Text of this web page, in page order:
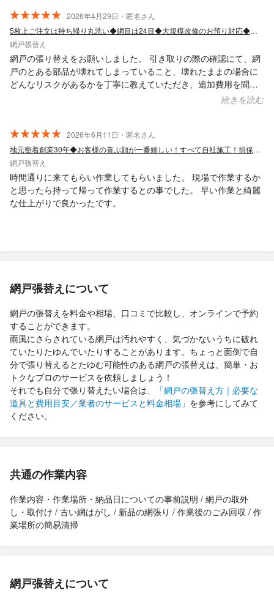
2026年4月29日・匿名さん
5枚上ご注文は持ち帰り丸洗い◆網目は24目◆大規模改修のお預り対応◆岐阜地域密着
網戸張替え
網戸の張り替えをお願いしました。 引き取りの際の確認にて、網
戸のとある部品が壊れてしまっていること、壊れたままの場合に
どんなリスクがあるかを丁寧に教えていただき、追加費用を聞い
たうえで、お願いすることにしました。 結果、元々動かしづらか
で来訪時間も正確でした。 ありがとうございました。
続きを読む
2026年6月11日・匿名さん
地元密着創業30年◆お客様の喜ぶ顔が一番嬉しい！すべて自社施工！損保加入済◎
網戸張替え
時間通りに来てもらい作業してもらいました。 現場で作業するか
と思ったら持って帰って作業するとの事でした。 早い作業と綺麗
な仕上がりで良かったです。
網戸張替えについて
網戸の張替えを料金や相場、口コミで比較し、オンラインで予約
することができます。
雨風にさらされている網戸は汚れやすく、気づかないうちに破れ
ていたりたゆんでいたりすることがあります。ちょっと面倒で自
分で張り替えるとたゆむ可能性のある網戸の張替えは、簡単・お
トクなプロのサービスを依頼しましょう！
それでも自分で張り替えたい場合は、
「網戸の張替え方｜必要な
道具と費用目安／業者のサービスと料金相場」 を参考にしてみて
ください。
共通の作業内容
作業内容・作業場所・納品日についての事前説明 / 網戸の取外
し・取付け / 古い網はがし / 新品の網張り / 作業後のごみ回収 / 作
業場所の簡易清掃
網戸張替えについて